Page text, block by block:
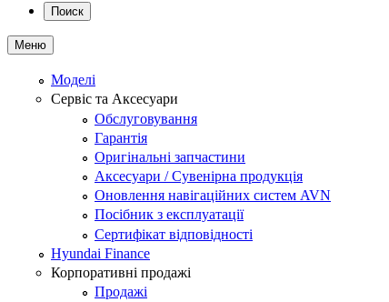
Поиск
Меню
Моделі
Сервіс та Аксесуари
Обслуговування
Гарантія
Оригінальні запчастини
Аксесуари / Сувенірна продукція
Оновлення навігаційних систем AVN
Посібник з експлуатації
Сертифікат відповідності
Hyundai Finance
Корпоративні продажі
Продажі